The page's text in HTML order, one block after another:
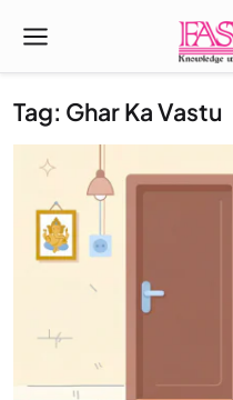
Tag: Ghar Ka Vastu